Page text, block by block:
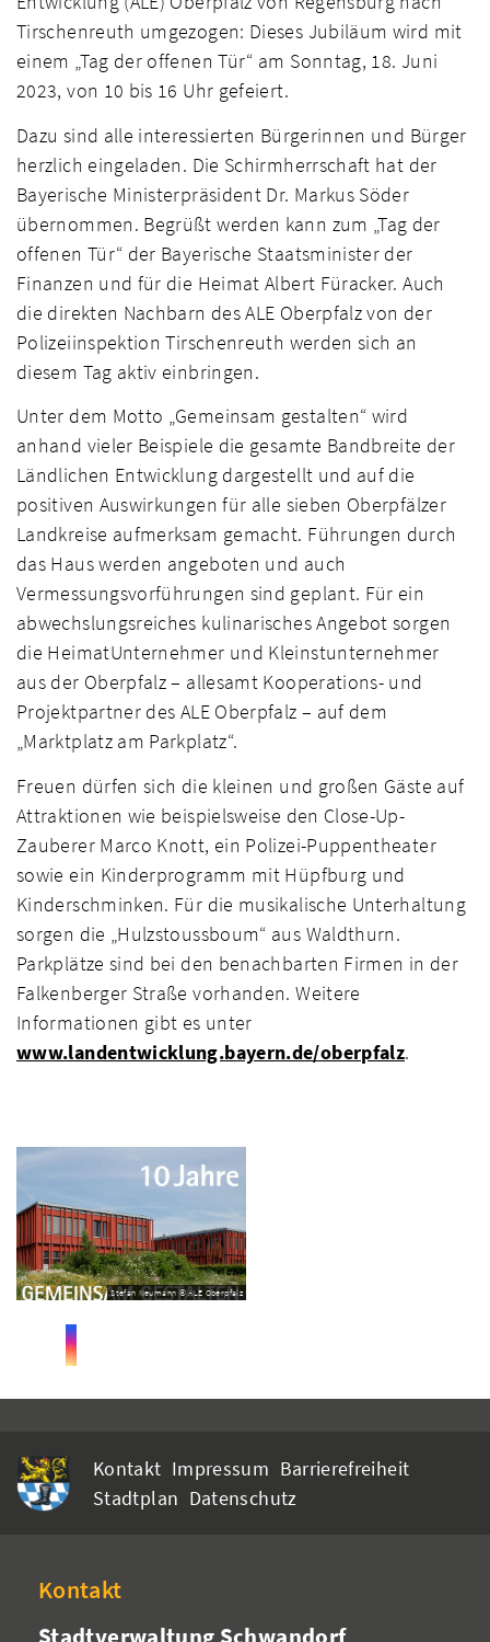
Tirschenreuth umgezogen: Dieses Jubiläum wird mit
einem „Tag der offenen Tür“ am Sonntag, 18. Juni
2023, von 10 bis 16 Uhr gefeiert.
Dazu sind alle interessierten Bürgerinnen und Bürger
herzlich eingeladen. Die Schirmherrschaft hat der
Bayerische Ministerpräsident Dr. Markus Söder
übernommen. Begrüßt werden kann zum „Tag der
offenen Tür“ der Bayerische Staatsminister der
Finanzen und für die Heimat Albert Füracker. Auch
die direkten Nachbarn des ALE Oberpfalz von der
Polizeiinspektion Tirschenreuth werden sich an
diesem Tag aktiv einbringen.
Unter dem Motto „Gemeinsam gestalten“ wird
anhand vieler Beispiele die gesamte Bandbreite der
Ländlichen Entwicklung dargestellt und auf die
positiven Auswirkungen für alle sieben Oberpfälzer
Landkreise aufmerksam gemacht. Führungen durch
das Haus werden angeboten und auch
Vermessungsvorführungen sind geplant. Für ein
abwechslungsreiches kulinarisches Angebot sorgen
die HeimatUnternehmer und Kleinstunternehmer
aus der Oberpfalz – allesamt Kooperations- und
Projektpartner des ALE Oberpfalz – auf dem
„Marktplatz am Parkplatz“.
Freuen dürfen sich die kleinen und großen Gäste auf
Attraktionen wie beispielsweise den Close-Up-
Zauberer Marco Knott, ein Polizei-Puppentheater
sowie ein Kinderprogramm mit Hüpfburg und
Kinderschminken. Für die musikalische Unterhaltung
sorgen die „Hulzstoussboum“ aus Waldthurn.
Parkplätze sind bei den benachbarten Firmen in der
Falkenberger Straße vorhanden. Weitere
Informationen gibt es unter
www.landentwicklung.bayern.de/oberpfalz.
Stefan Neumann © ALE Oberpfalz
Kontakt Impressum Barrierefreiheit
Stadtplan Datenschutz
Kontakt